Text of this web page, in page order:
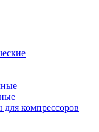
для компрессоров